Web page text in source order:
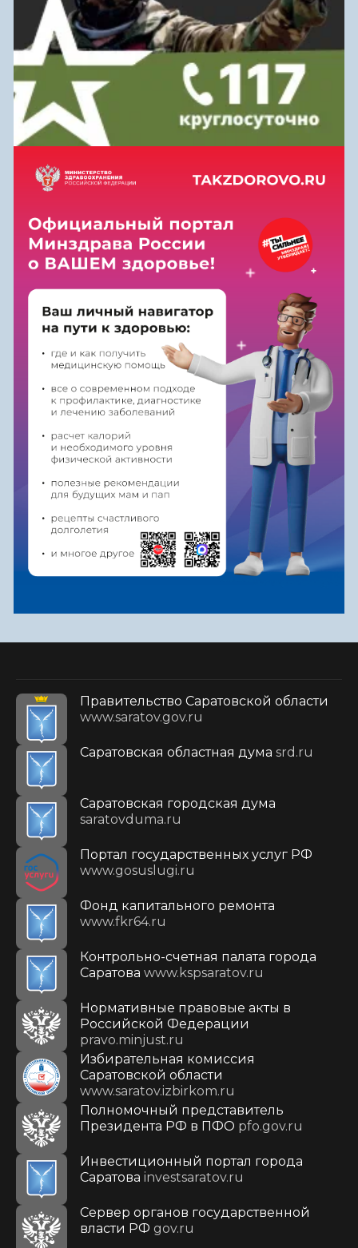
Правительство Саратовской области
www.saratov.gov.ru
Саратовская областная дума srd.ru
Саратовская городская дума
saratovduma.ru
Портал государственных услуг РФ
www.gosuslugi.ru
Фонд капитального ремонта
www.fkr64.ru
Контрольно-счетная палата города
Саратова www.kspsaratov.ru
Нормативные правовые акты в
Российской Федерации
pravo.minjust.ru
Избирательная комиссия
Саратовской области
www.saratov.izbirkom.ru
Полномочный представитель
Президента РФ в ПФО pfo.gov.ru
Инвестиционный портал города
Саратова investsaratov.ru
Сервер органов государственной
власти РФ gov.ru